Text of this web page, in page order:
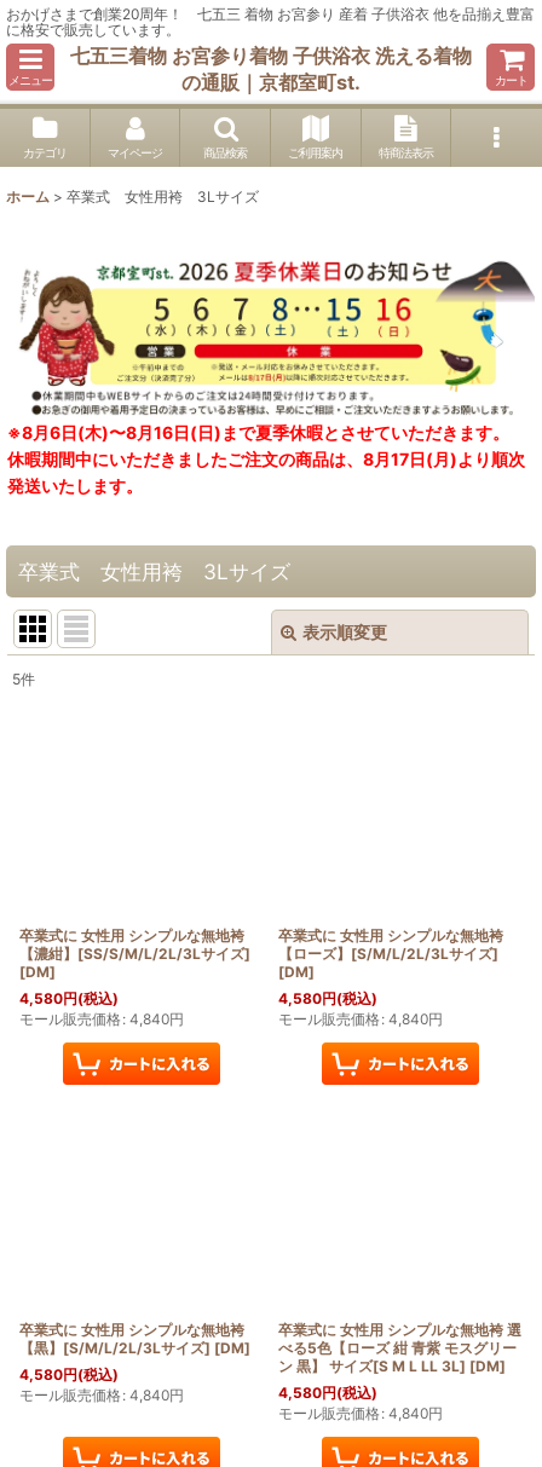
おかげさまで創業20周年！ 七五三 着物 お宮参り 産着 子供浴衣 他を品揃え豊富
に格安で販売しています。
メニュー
七五三着物 お宮参り着物 子供浴衣 洗える着物
の通販｜京都室町st.
カート
カテゴリ マイページ 商品検索 ご利用案内 特商法表示
ホーム > 卒業式 女性用袴 3Lサイズ
※8月6日(木)〜8月16日(日)まで夏季休暇とさせていただきます。
休暇期間中にいただきましたご注文の商品は、8月17日(月)より順次
発送いたします。
卒業式 女性用袴 3Lサイズ
表示順変更
5件
卒業式に 女性用 シンプルな無地袴
【濃紺】[SS/S/M/L/2L/3Lサイズ]
[DM]
4,580円(税込)
モール販売価格: 4,840円
卒業式に 女性用 シンプルな無地袴
【ローズ】[S/M/L/2L/3Lサイズ]
[DM]
4,580円(税込)
モール販売価格: 4,840円
卒業式に 女性用 シンプルな無地袴
【黒】[S/M/L/2L/3Lサイズ] [DM]
4,580円(税込)
モール販売価格: 4,840円
卒業式に 女性用 シンプルな無地袴 選
べる5色【ローズ 紺 青紫 モスグリー
ン 黒】 サイズ[S M L LL 3L] [DM]
4,580円(税込)
モール販売価格: 4,840円